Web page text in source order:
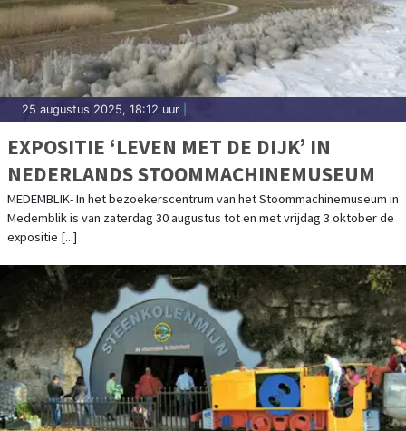
25 augustus 2025, 18:12 uur
EXPOSITIE ‘LEVEN MET DE DIJK’ IN
NEDERLANDS STOOMMACHINEMUSEUM
MEDEMBLIK- In het bezoekerscentrum van het Stoommachinemuseum in
Medemblik is van zaterdag 30 augustus tot en met vrijdag 3 oktober de
expositie [...]